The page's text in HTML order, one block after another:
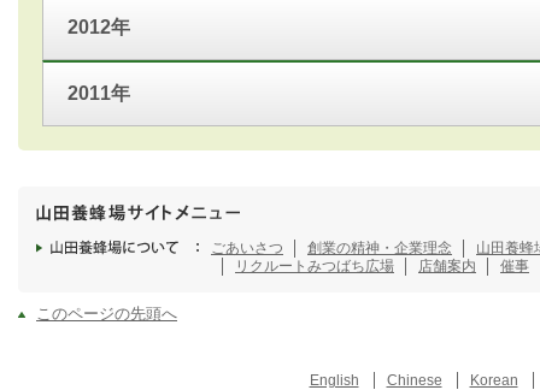
2012年
2011年
ごあいさつ 創業の精神・企業理念
山田養蜂
リクルート みつばち広場 店舗案内 催事
このページの先頭へ
English Chinese Korean